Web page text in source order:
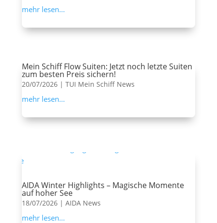
mehr lesen...
Mein Schiff Flow Suiten: Jetzt noch letzte Suiten
zum besten Preis sichern!
20/07/2026| TUI Mein Schiff News
mehr lesen...
AIDA Winter Highlights – Magische Momente
auf hoher See
18/07/2026| AIDA News
mehr lesen...